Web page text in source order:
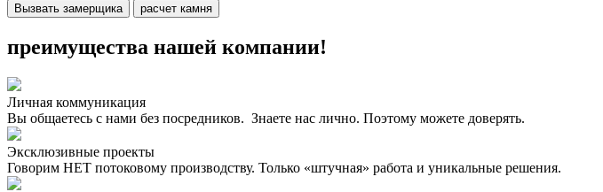
Вызвать замерщика расчет камня
преимущества нашей компании!
Личная коммуникация
Вы общаетесь с нами без посредников. Знаете нас лично. Поэтому можете доверять.
Эксклюзивные проекты
Говорим НЕТ потоковому производству. Только «штучная» работа и уникальные решения.